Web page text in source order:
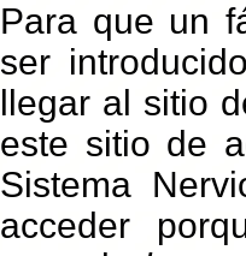
Para que un
ser
llegar al sitio
este sitio de
Sistema
acceder